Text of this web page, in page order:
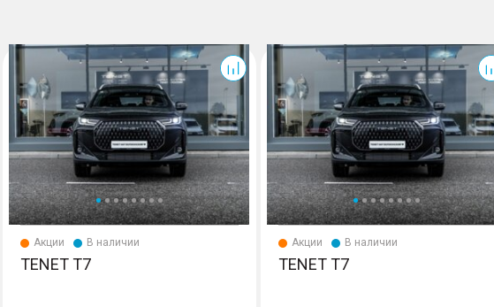
T7
Акции В наличии
TENET T7
T7
Акции В наличии
TENET T7